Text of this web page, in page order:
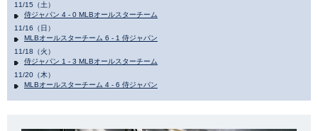
11/15（土）
侍ジャパン 4 - 0 MLBオールスターチーム
11/16（日）
MLBオールスターチーム 6 - 1 侍ジャパン
11/18（火）
侍ジャパン 1 - 3 MLBオールスターチーム
11/20（木）
MLBオールスターチーム 4 - 6 侍ジャパン